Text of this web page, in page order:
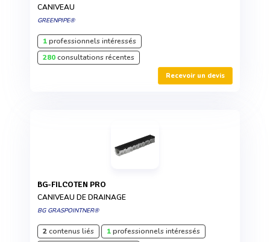
CANIVEAU
GREENPIPE®
1professionnels intéressés
280consultations récentes
Recevoir un devis
BG-FILCOTEN PRO
CANIVEAU DE DRAINAGE
BG GRASPOINTNER®
2contenus liés 1professionnels intéressés